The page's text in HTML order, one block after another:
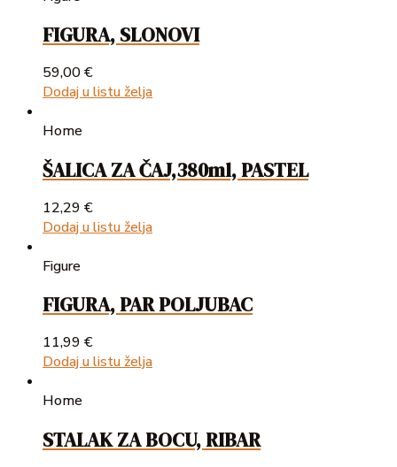
FIGURA, SLONOVI
59,00€
Dodaj u listu želja
Home
ŠALICA ZA ČAJ,380ml, PASTEL
12,29 €
Dodaj u listu želja
Figure
FIGURA, PAR POLJUBAC
11,99 €
Dodaj u listu želja
Home
STALAK ZA BOCU, RIBAR